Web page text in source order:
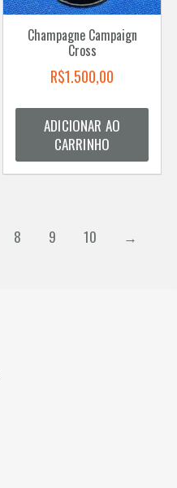
Champagne Campaign
Cross
R$1.500,00
ADICIONAR AO
CARRINHO
8 9 10 →